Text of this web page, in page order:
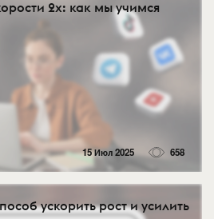
2x: как мы учимся
15 Июл 2025 658
ускорить рост и усилить